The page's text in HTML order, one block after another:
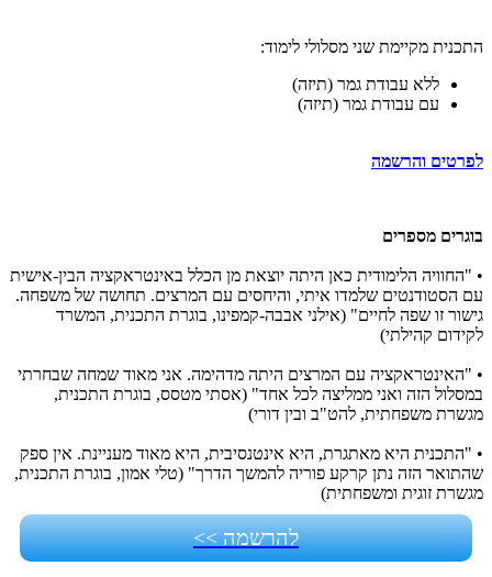
התכנית מקיימת שני מסלולי לימוד:
ללא עבודת גמר (תיזה)
עם עבודת גמר (תיזה)
לפרטים והרשמה
בוגרים מספרים
• "החוויה הלימודית כאן היתה יוצאת מן הכלל באינטראקציה הבין-אישית
עם הסטודנטים שלמדו איתי, והיחסים עם המרצים. תחושה של משפחה.
גישור זו שפה לחיים" (אילני אבבה-קמפינו, בוגרת התכנית, המשרד
לקידום קהילתי)
• "האינטראקציה עם המרצים היתה מדהימה. אני מאוד שמחה שבחרתי
במסלול הזה ואני ממליצה לכל אחד" (אסתי מטסס, בוגרת התכנית,
מגשרת משפחתית, להט"ב ובין דורי)
• "התכנית היא מאתגרת, היא אינטנסיבית, היא מאוד מעניינת. אין ספק
שהתואר הזה נתן קרקע פוריה להמשך הדרך" (טלי אמון, בוגרת התכנית,
מגשרת זוגית ומשפחתית)
להרשמה >>